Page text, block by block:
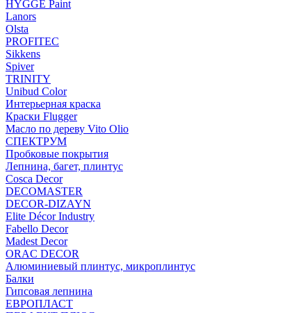
HYGGE Paint
Lanors
Olsta
PROFITEC
Sikkens
Spiver
TRINITY
Unibud Color
Интерьерная краска
Краски Flugger
Масло по дереву Vito Olio
СПЕКТРУМ
Пробковые покрытия
Лепнина, багет, плинтус
Cosca Decor
DECOMASTER
DECOR-DIZAYN
Elite Décor Industry
Fabello Decor
Madest Decor
ORAC DECOR
Алюминиевый плинтус, микроплинтус
Балки
Гипсовая лепнина
ЕВРОПЛАСТ